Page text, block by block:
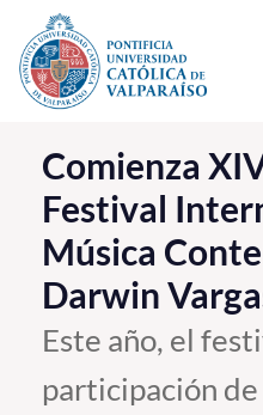
Click acá para ir directamente al
La Universidad
Investigación, Creación e
PUCV Internacional
Vinculación con el Medio
Admisión
Comienza
Festival
Música
Darwin
Este año, el
participación